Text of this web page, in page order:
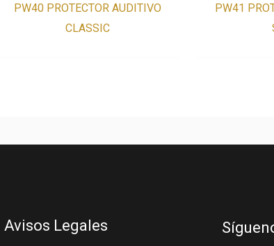
PW40 PROTECTOR AUDITIVO
CLASSIC
PW41
Avisos Legales